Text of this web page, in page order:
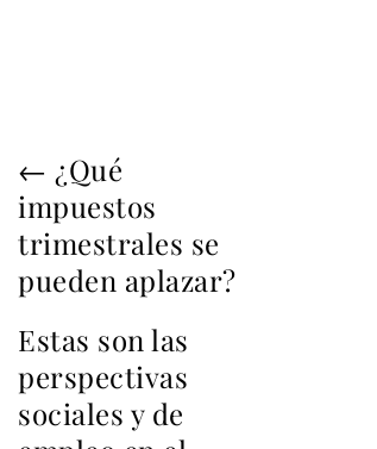
← ¿Qué
impuestos
trimestrales se
pueden aplazar?
Estas son las
perspectivas
sociales y de